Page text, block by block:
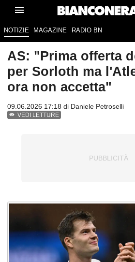
NOTIZIE MAGAZINE RADIO BN
AS: "Prima offerta
per Sorloth ma
ora non accetta"
09.06.2026 17:18 di Daniele Petroselli
VEDI LETTURE